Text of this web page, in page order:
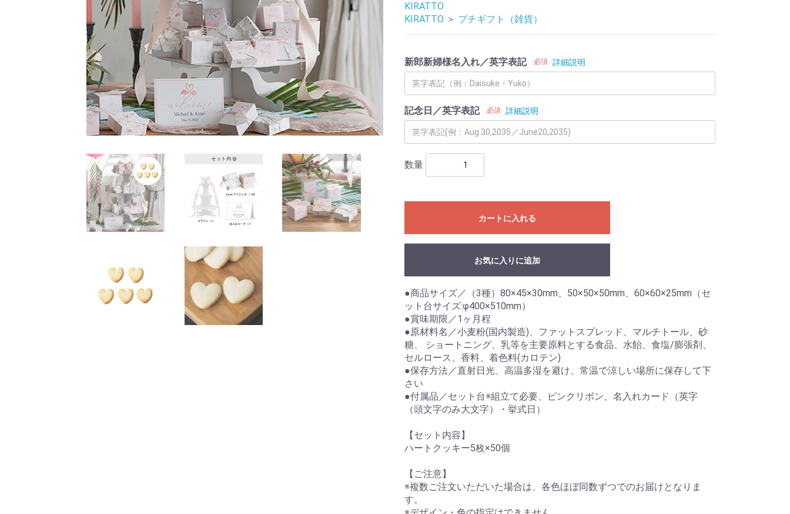
KIRATTO
KIRATTO ＞ プチギフト（雑貨）
新郎新婦様名入れ／英字表記 必須 詳細説明
記念日／英字表記 必須 詳細説明
数量
カートに入れる
お気に入りに追加
●商品サイズ／（3種）80×45×30mm、50×50×50mm、60×60×25mm（セ
ット台サイズ:φ400×510mm）
●賞味期限／1ヶ月程
●原材料名／小麦粉(国内製造)、ファットスプレッド、マルチトール、砂
糖、 ショートニング、乳等を主要原料とする食品、水飴、食塩/膨張剤、
セルロース、香料、着色料(カロテン)
●保存方法／直射日光、高温多湿を避け、常温で涼しい場所に保存して下
さい
●付属品／セット台※組立て必要、ピンクリボン、名入れカード（英字
（頭文字のみ大文字）・挙式日）
【セット内容】
ハートクッキー5枚×50個
【ご注意】
※複数ご注文いただいた場合は、各色ほぼ同数ずつでのお届けとなりま
す。